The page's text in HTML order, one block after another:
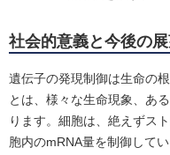
社会的意義と今後の
遺伝子の発現制御は生命の
とは、様々な生命現象、あ
ります。細胞は、絶えずス
胞内のmRNA量を制御して